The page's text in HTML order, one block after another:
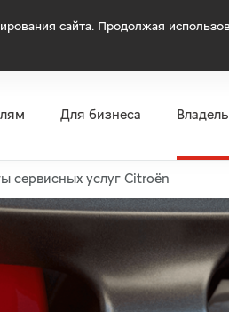
сайта. Продолжая
Для бизнеса
сервисных услуг Citroёn